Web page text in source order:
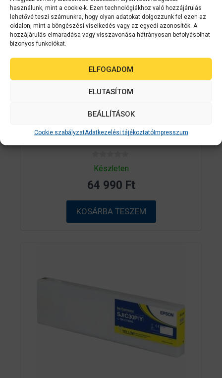
használunk, mint a cookie-k. Ezen technológiákhoz való hozzájárulás
lehetővé teszi számunkra, hogy olyan adatokat dolgozzunk fel ezen az
oldalon, mint a böngészési viselkedés vagy az egyedi azonosítók. A
hozzájárulás elmaradása vagy visszavonása hátrányosan befolyásolhat
bizonyos funkciókat.
ELFOGADOM
ELUTASÍTOM
BEÁLLÍTÁSOK
Cookie szabályzatAdatkezelési tájékoztatóImpresszum
EPSON SJIC30P(C) Cyan patron 294.3
0
a
5
b
ő
l
Készleten
64 990 Ft
KOSÁRBA TESZEM